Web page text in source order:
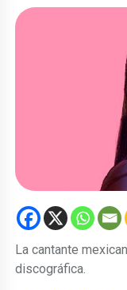
La cantante
discográfica.